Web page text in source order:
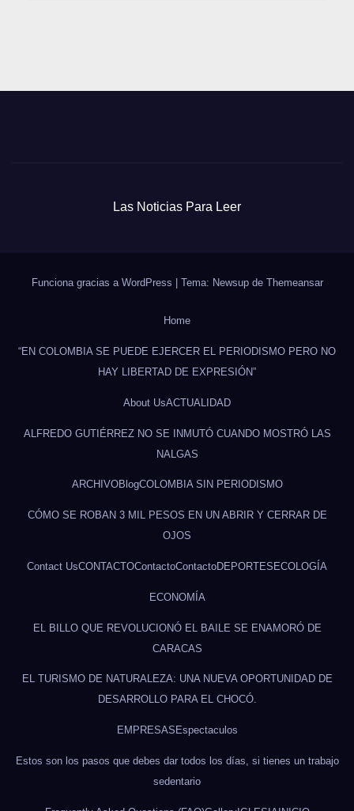
Las Noticias Para Leer
Funciona gracias a WordPress Tema: Newsup de Themeansar
Home
“EN COLOMBIA SE PUEDE EJERCER EL PERIODISMO PERO NO
HAY LIBERTAD DE EXPRESIÓN”
About UsACTUALIDAD
ALFREDO GUTIÉRREZ NO SE INMUTÓ CUANDO MOSTRÓ LAS
NALGAS
ARCHIVOBlogCOLOMBIA SIN PERIODISMO
CÓMO SE ROBAN 3 MIL PESOS EN UN ABRIR Y CERRAR DE
OJOS
Contact UsCONTACTOContactoContactoDEPORTES ECOLOGÍA
ECONOMÍA
EL BILLO QUE REVOLUCIONÓ EL BAILE SE ENAMORÓ DE
CARACAS
EL TURISMO DE NATURALEZA: UNA NUEVA OPORTUNIDAD DE
DESARROLLO PARA EL CHOCÓ.
EMPRESAS Espectaculos
Estos son los pasos que debes dar todos los días, si tienes un trabajo
sedentario